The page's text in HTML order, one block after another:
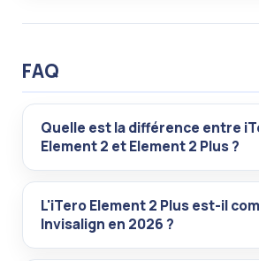
FAQ
Quelle est la différence entre
Element 2 et Element 2 Plus ?
L'iTero Element 2 Plus est-il
Invisalign en 2026 ?